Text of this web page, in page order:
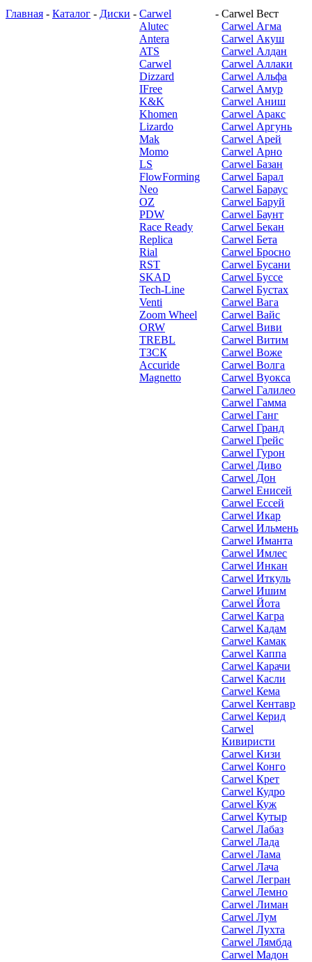
Главная - Каталог - Диски - Carwel
Alutec
Antera
ATS
Carwel
Dizzard
IFree
K&K
Khomen
Lizardo
Mak
Momo
LS
FlowForming
Neo
OZ
PDW
Race Ready
Replica
Rial
RST
SKAD
Tech-Line
Venti
Zoom Wheel
ORW
TREBL
ТЗСК
Accuride
Magnetto
-Carwel Вест
Carwel Агма
Carwel Акуш
Carwel Алдан
Carwel Аллаки
Carwel Альфа
Carwel Амур
Carwel Аниш
Carwel Аракс
Carwel Аргунь
Carwel Арей
Carwel Арно
Carwel Базан
Carwel Барал
Carwel Бараус
Carwel Баруй
Carwel Баунт
Carwel Бекан
Carwel Бета
Carwel Бросно
Carwel Бусани
Carwel Буссе
Carwel Бустах
Carwel Вага
Carwel Вайс
Carwel Виви
Carwel Витим
Carwel Воже
Carwel Волга
Carwel Вуокса
Carwel Галилео
Carwel Гамма
Carwel Ганг
Carwel Гранд
Carwel Грейс
Carwel Гурон
Carwel Диво
Carwel Дон
Carwel Енисей
Carwel Ессей
Carwel Икар
Carwel Ильмень
Carwel Иманта
Carwel Имлес
Carwel Инкан
Carwel Иткуль
Carwel Ишим
Carwel Йота
Carwel Кагра
Carwel Кадам
Carwel Камак
Carwel Каппа
Carwel Карачи
Carwel Касли
Carwel Кема
Carwel Кентавр
Carwel Керид
Carwel
Кивиристи
Carwel Кизи
Carwel Конго
Carwel Крет
Carwel Кудро
Carwel Куж
Carwel Кутыр
Carwel Лабаз
Carwel Лада
Carwel Лама
Carwel Лача
Carwel Легран
Carwel Лемно
Carwel Лиман
Carwel Лум
Carwel Лухта
Carwel Лямбда
Carwel Мадон